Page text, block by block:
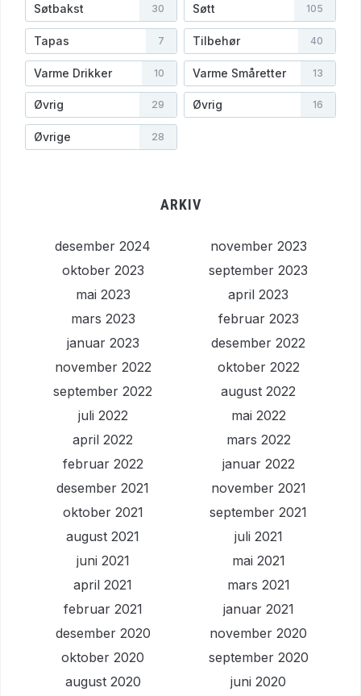
Søtbakst 30 Søtt 105
Tapas 7 Tilbehør 40
Varme Drikker 10 Varme Småretter 13
Øvrig 29 Øvrig 16
Øvrige 28
ARKIV
desember 2024
november 2023
oktober 2023
september 2023
mai 2023
april 2023
mars 2023
februar 2023
januar 2023
desember 2022
november 2022
oktober 2022
september 2022
august 2022
juli 2022
mai 2022
april 2022
mars 2022
februar 2022
januar 2022
desember 2021
november 2021
oktober 2021
september 2021
august 2021
juli 2021
juni 2021
mai 2021
april 2021
mars 2021
februar 2021
januar 2021
desember 2020
november 2020
oktober 2020
september 2020
august 2020
juni 2020